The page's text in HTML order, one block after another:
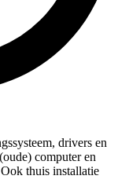
drivers en
computer en
thuis installatie